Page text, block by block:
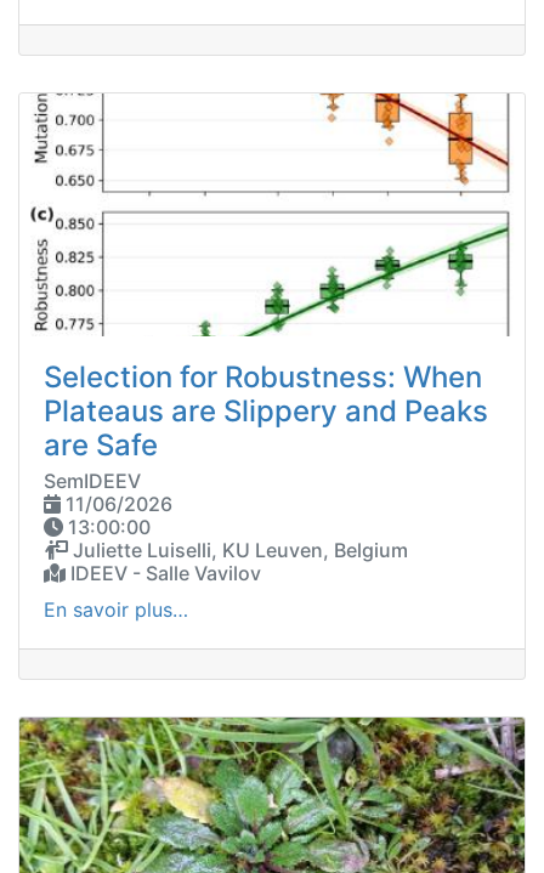
Selection for Robustness: When
Plateaus are Slippery and Peaks
are Safe
SemIDEEV
11/06/2026
13:00:00
Juliette Luiselli, KU Leuven, Belgium
IDEEV - Salle Vavilov
En savoir plus…